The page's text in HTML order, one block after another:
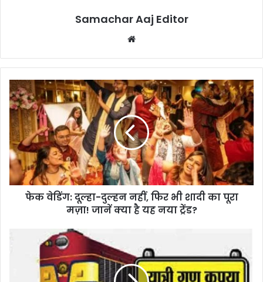
Samachar Aaj Editor
फेक वेडिंग: दूल्हा-दुल्हन नहीं, फिर भी शादी का पूरा
मज़ा! जानें क्या है यह नया ट्रेंड?